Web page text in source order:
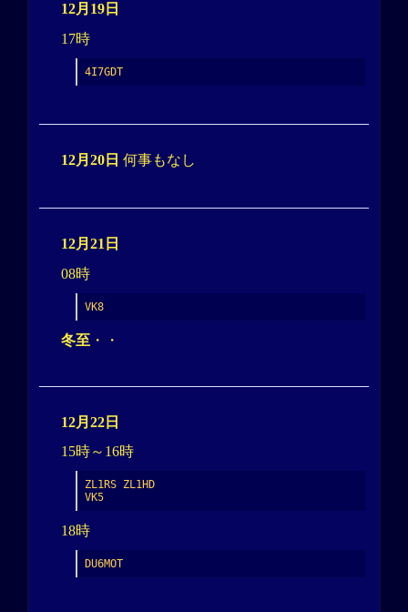
12月19日
17時
4I7GDT
12月20日 何事もなし
12月21日
08時
VK8
冬至 ・・
12月22日
15時～16時
ZL1RS ZL1HD
VK5
18時
DU6MOT